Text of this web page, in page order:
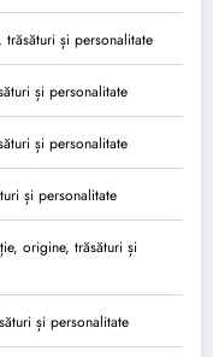
trăsături și personalitate
și personalitate
și personalitate
și personalitate
origine, trăsături și
și personalitate